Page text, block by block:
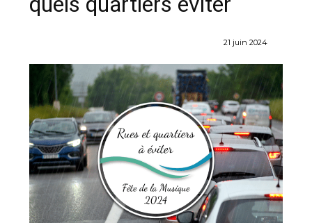
21 juin 2024